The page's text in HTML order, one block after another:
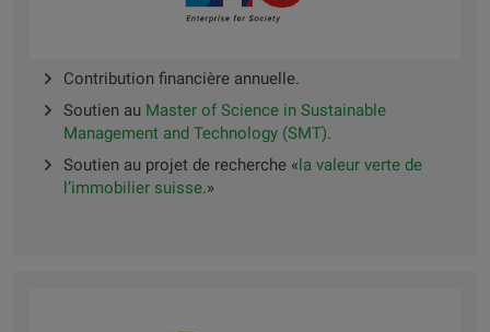
Contribution financière annuelle.
Soutien au Master of Science in Sustainable
Management and Technology (SMT).
Soutien au projet de recherche « la valeur verte de
l’immobilier suisse.»